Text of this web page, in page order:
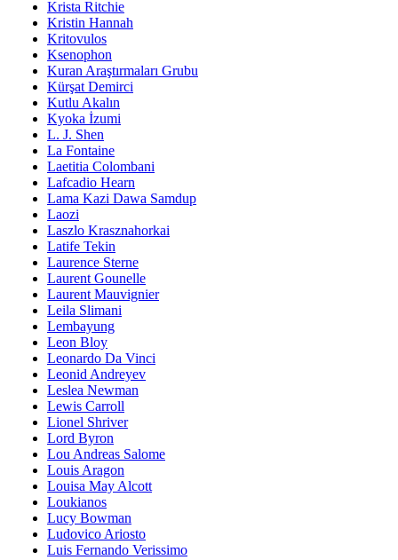
Krista Ritchie
Kristin Hannah
Kritovulos
Ksenophon
Kuran Araştırmaları Grubu
Kürşat Demirci
Kutlu Akalın
Kyoka İzumi
L. J. Shen
La Fontaine
Laetitia Colombani
Lafcadio Hearn
Lama Kazi Dawa Samdup
Laozi
Laszlo Krasznahorkai
Latife Tekin
Laurence Sterne
Laurent Gounelle
Laurent Mauvignier
Leila Slimani
Lembayung
Leon Bloy
Leonardo Da Vinci
Leonid Andreyev
Leslea Newman
Lewis Carroll
Lionel Shriver
Lord Byron
Lou Andreas Salome
Louis Aragon
Louisa May Alcott
Loukianos
Lucy Bowman
Ludovico Ariosto
Luis Fernando Verissimo